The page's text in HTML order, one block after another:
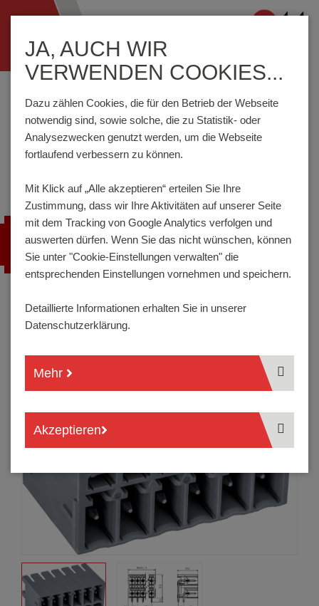
ein-/ausblenden
Home Komponenten
Anschlusstechnik
STL1541/..G-3.5-H-BASALTGRAU
STL1541/..G-3.5-H-
BASALTGRAU
JA, AUCH WIR
VERWENDEN COOKIES...
Dazu zählen Cookies, die für den Betrieb der Webseite
notwendig sind, sowie solche, die zu Statistik- oder
Analysezwecken genutzt werden, um die Webseite
fortlaufend verbessern zu können.
Mit Klick auf „Alle akzeptieren“ erteilen Sie Ihre
Zustimmung, dass wir Ihre Aktivitäten auf unserer Seite
mit dem Tracking von Google Analytics verfolgen und
auswerten dürfen. Wenn Sie das nicht wünschen, können
Sie unter "Cookie-Einstellungen verwalten" die
entsprechenden Einstellungen vornehmen und speichern.
Detaillierte Informationen erhalten Sie in unserer
Datenschutzerklärung.
Mehr
Akzeptieren